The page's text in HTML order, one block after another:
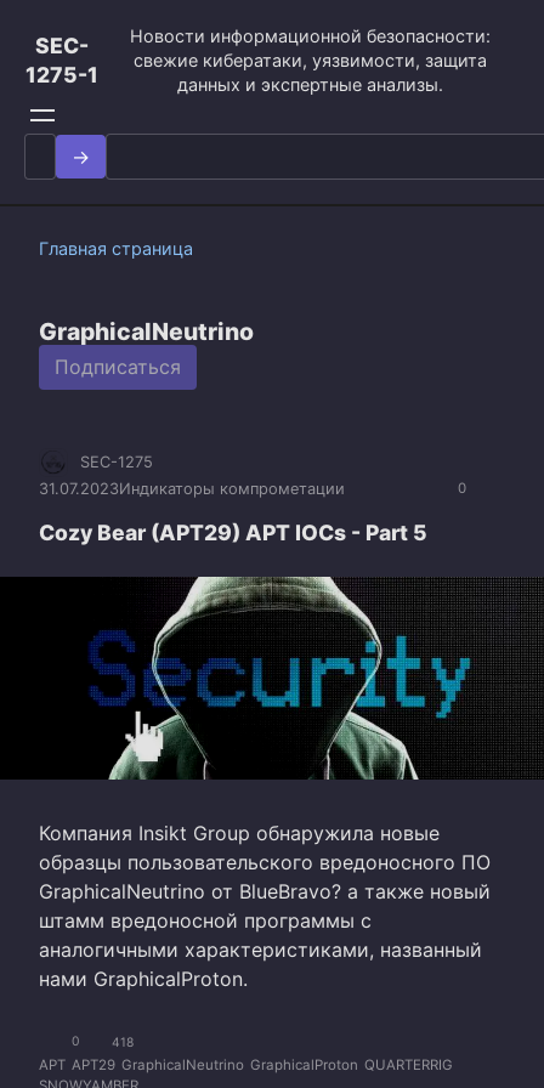
контенту
SEC-
1275-1
Новости информационной безопасности:
свежие кибератаки, уязвимости, защита
данных и экспертные анализы.
Search
for:
Главная страница
GraphicalNeutrino
Подписаться
0
SEC-1275
31.07.2023Индикаторы компрометации
Cozy Bear (APT29) APT IOCs - Part 5
Компания Insikt Group обнаружила новые
образцы пользовательского вредоносного ПО
GraphicalNeutrino от BlueBravo? а также новый
штамм вредоносной программы с
аналогичными характеристиками, названный
нами GraphicalProton.
0 418
APT APT29 GraphicalNeutrino GraphicalProton QUARTERRIG